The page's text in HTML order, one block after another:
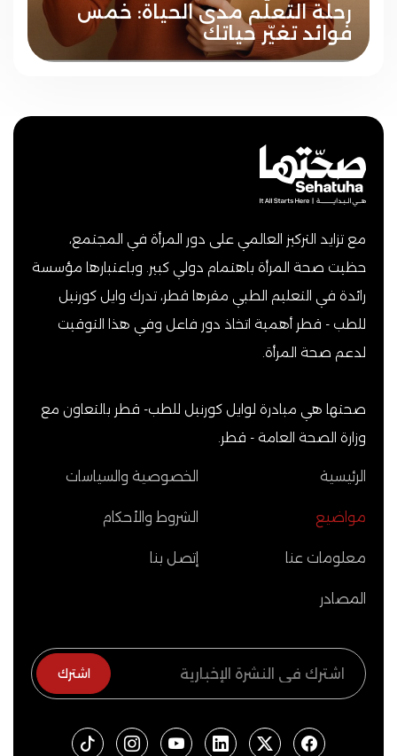
رحلة التعلّم مدى الحياة: خمس
فوائد تغيّر حياتك
مع تزايد التركيز العالمي على دور المرأة في المجتمع،
حظيت صحة المرأة باهتمام دولي كبير. وباعتبارها مؤسسة
رائدة في التعليم الطبي مقرها قطر، تدرك وايل كورنيل
للطب - قطر أهمية اتخاذ دور فاعل وفي هذا التوقيت
لدعم صحة المرأة.
صحتها هي مبادرة لوايل كورنيل للطب- قطر بالتعاون مع
وزارة الصحة العامة - قطر.
الرئيسية
مواضيع
معلومات عنا
المصادر
الخصوصية والسياسات
الشروط والأحكام
إتصل بنا
اشترك